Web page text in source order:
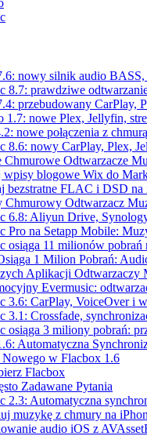
nowy silnik audio
8.7: prawdziwe
przebudowany CarPlay,
1.7: nowe Plex, Jellyfin,
nowe połączenia z
8.6: nowy CarPlay, Plex,
Chmurowe Odtwarzacze
wpisy blogowe Wix do
bezstratne FLAC i DSD
Chmurowy Odtwarzacz
6.8: Aliyun Drive,
Pro na Setapp Mobile:
osiąga 11 milionów pobrań
1 Milion Pobrań:
Aplikacji Odtwarzaczy
Evermusic:
3.6: CarPlay, VoiceOver i
3.1: Crossfade,
osiąga 3 miliony pobrań:
Automatyczna
Nowego w Flacbox 1.6
Flacbox
Zadawane Pytania
2.3: Automatyczna
muzykę z chmury na
audio iOS z